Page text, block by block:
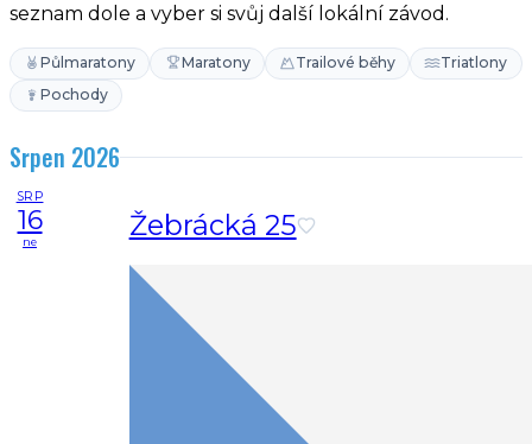
seznam dole a vyber si svůj další lokální závod.
Půlmaratony Maratony Trailové běhy
Triatlony
Pochody
Srpen 2026
SRP
16
ne Žebrácká 25